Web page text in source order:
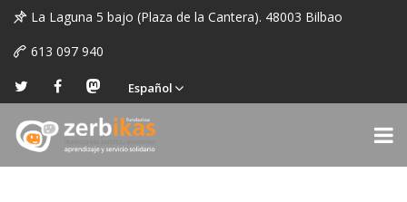
La Laguna 5 bajo (Plaza de la Cantera). 48003 Bilbao
613 097 940
Español